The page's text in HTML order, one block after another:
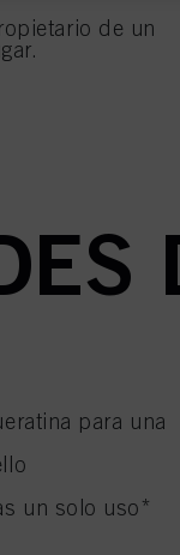
para una
un solo uso*
de un
información sobre el
píxeles, huellas
desactivando las cookies en
respecto a las cookies